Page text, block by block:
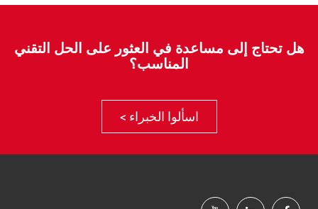
هل تحتاج إلى مساعدة في العثور على الحل التقني
المناسب؟
اسألوا الخبراء >